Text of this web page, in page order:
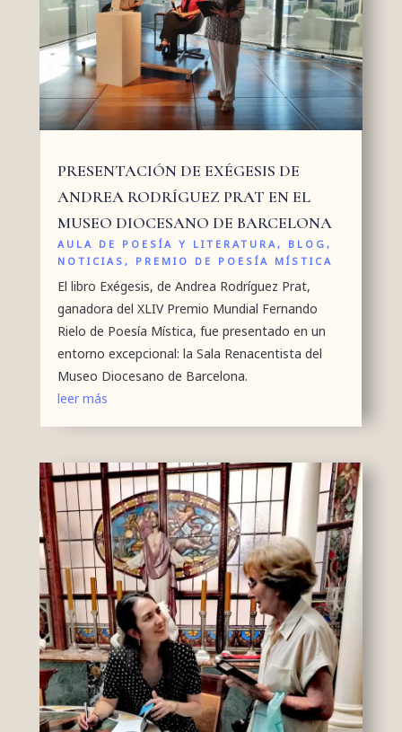
PRESENTACIÓN DE EXÉGESIS DE
ANDREA RODRÍGUEZ PRAT EN EL
MUSEO DIOCESANO DE BARCELONA
AULA DE POESÍA Y LITERATURA, BLOG,
NOTICIAS, PREMIO DE POESÍA MÍSTICA
El libro Exégesis, de Andrea Rodríguez Prat,
ganadora del XLIV Premio Mundial Fernando
Rielo de Poesía Mística, fue presentado en un
entorno excepcional: la Sala Renacentista del
Museo Diocesano de Barcelona.
leer más